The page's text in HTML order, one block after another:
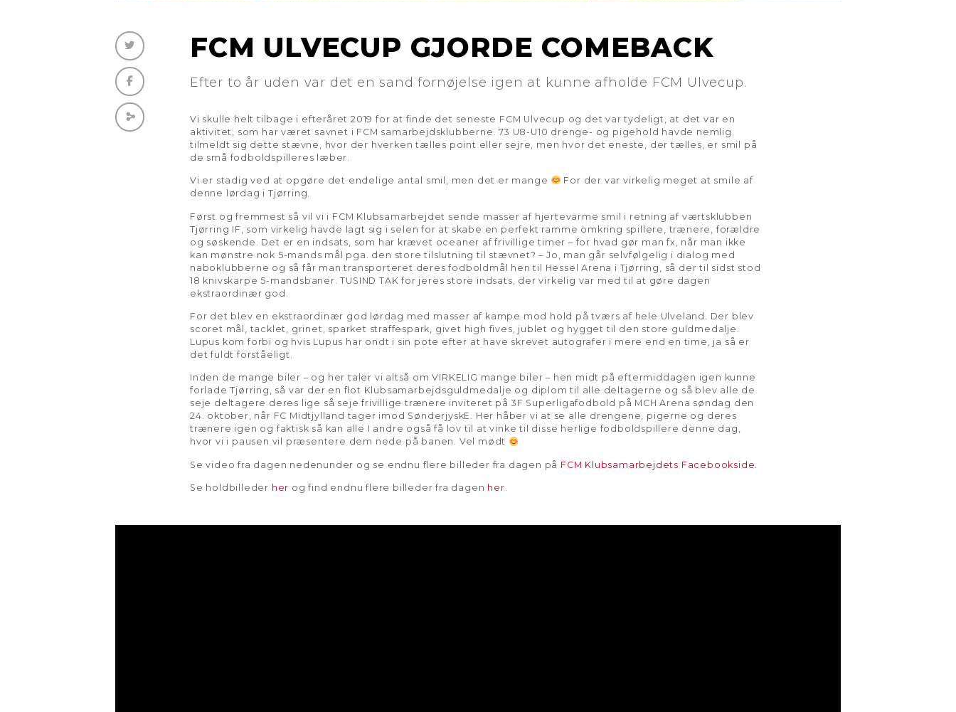
FCM ULVECUP GJORDE COMEBACK
Efter to år uden var det en sand fornøjelse igen at kunne afholde FCM Ulvecup.
Vi skulle helt tilbage i efteråret 2019 for at finde det seneste FCM Ulvecup og det var tydeligt, at det var en
aktivitet, som har været savnet i FCM samarbejdsklubberne. 73 U8-U10 drenge- og pigehold havde nemlig
tilmeldt sig dette stævne, hvor der hverken tælles point eller sejre, men hvor det eneste, der tælles, er smil på
de små fodboldspilleres læber.
Vi er stadig ved at opgøre det endelige antal smil, men det er mange
For der var virkelig meget at smile af
denne lørdag i Tjørring.
Først og fremmest så vil vi i FCM Klubsamarbejdet sende masser af hjertevarme smil i retning af værtsklubben
Tjørring IF, som virkelig havde lagt sig i selen for at skabe en perfekt ramme omkring spillere, trænere, forældre
og søskende. Det er en indsats, som har krævet oceaner af frivillige timer – for hvad gør man fx, når man ikke
kan mønstre nok 5-mands mål pga. den store tilslutning til stævnet? – Jo, man går selvfølgelig i dialog med
naboklubberne og så får man transporteret deres fodboldmål hen til Hessel Arena i Tjørring, så der til sidst stod
18 knivskarpe 5-mandsbaner. TUSIND TAK for jeres store indsats, der virkelig var med til at gøre dagen
ekstraordinær god.
For det blev en ekstraordinær god lørdag med masser af kampe mod hold på tværs af hele Ulveland. Der blev
scoret mål, tacklet, grinet, sparket straffespark, givet high fives, jublet og hygget til den store guldmedalje.
Lupus kom forbi og hvis Lupus har ondt i sin pote efter at have skrevet autografer i mere end en time, ja så er
det fuldt forståeligt.
Inden de mange biler – og her taler vi altså om VIRKELIG mange biler – hen midt på eftermiddagen igen kunne
forlade Tjørring, så var der en flot Klubsamarbejdsguldmedalje og diplom til alle deltagerne og så blev alle de
seje deltagere deres lige så seje frivillige trænere inviteret på 3F Superligafodbold på MCH Arena søndag den
24. oktober, når FC Midtjylland tager imod SønderjyskE. Her håber vi at se alle drengene, pigerne og deres
trænere igen og faktisk så kan alle I andre også få lov til at vinke til disse herlige fodboldspillere denne dag,
hvor vi i pausen vil præsentere dem nede på banen. Vel mødt
Se video fra dagen nedenunder og se endnu flere billeder fra dagen på FCM Klubsamarbejdets Facebookside
Se holdbilleder her og find endnu flere billeder fra dagen her.